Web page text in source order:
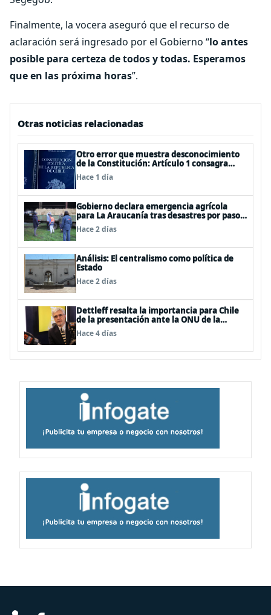
Finalmente, la vocera aseguró que el recurso de
aclaración será ingresado por el Gobierno “lo antes
posible para certeza de todos y todas. Esperamos
que en las próxima horas”.
Otras noticias relacionadas
Otro error que muestra desconocimiento
de la Constitución: Artículo 1 consagra
resguardar la seguridad nacional y
proteger a los ciudadanos
Hace 1 día
Gobierno declara emergencia agrícola
para La Araucanía tras desastres por pasos
de sistemas frontales
Hace 2 días
Análisis: El centralismo como política de
Estado
Hace 2 días
Dettleff resalta la importancia para Chile
de la presentación ante la ONU de la
Plataforma Continental Extendida del
Archipiélago Juan Fernández
Hace 4 días